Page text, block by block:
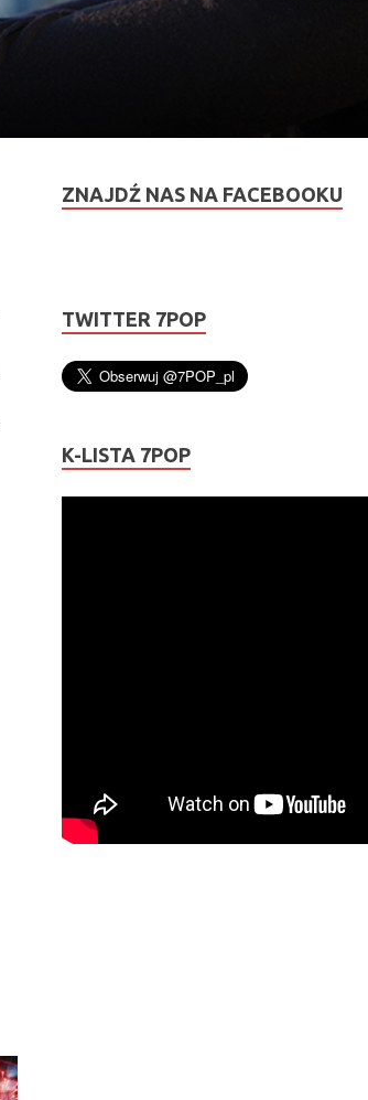
ZNAJDŹ NAS NA FACEBOOKU
TWITTER 7POP
K-LISTA 7POP